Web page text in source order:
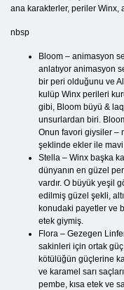
ana karakterler, periler Winx,
nbsp
Bloom – animasyon
anlatıyor animasyon
bir peri olduğunu ve
kulüp Winx perileri
gibi, Bloom büyü &
unsurlardan biri.
Onun favori giysiler –
şeklinde ekler ile mavi
Stella – Winx başka
dünyanın en güzel
vardır. O büyük yeşil
edilmiş güzel şekli,
konudaki payetler ve
etek giymiş.
Flora – Gezegen
sakinleri için ortak
kötülüğün güçlerine
ve karamel sarı
pembe, kısa etek ve